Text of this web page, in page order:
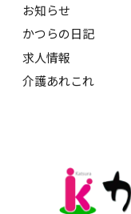
お知らせ
かつらの日記
求人情報
介護あれこれ